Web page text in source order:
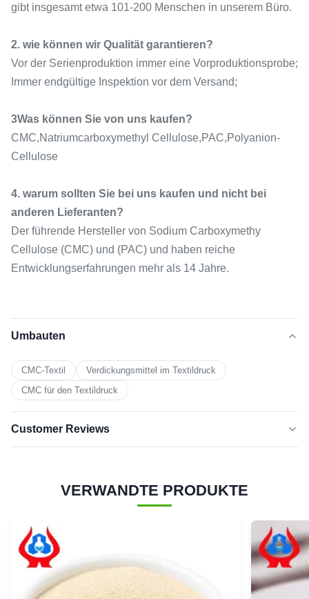
gibt insgesamt etwa 101-200 Menschen in unserem Büro.
2. wie können wir Qualität garantieren?
Vor der Serienproduktion immer eine Vorproduktionsprobe;
Immer endgültige Inspektion vor dem Versand;
3Was können Sie von uns kaufen?
CMC,Natriumcarboxymethyl Cellulose,PAC,Polyanion-
Cellulose
4. warum sollten Sie bei uns kaufen und nicht bei
anderen Lieferanten?
Der führende Hersteller von Sodium Carboxymethy
Cellulose (CMC) und (PAC) und haben reiche
Entwicklungserfahrungen mehr als 14 Jahre.
Umbauten
CMC-Textil
Verdickungsmittel im Textildruck
CMC für den Textildruck
Customer Reviews
Basierend auf 50 jüngsten Bewertungen
Fünf-
Sterne
100%
4 Sterne
0
3 Sterne
0
0
VERWANDTE PRODUKTE